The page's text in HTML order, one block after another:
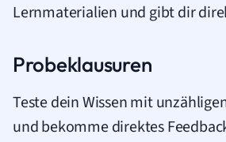
Lernmaterialien und gibt dir
Probeklausuren
Teste dein Wissen mit
und bekomme direktes